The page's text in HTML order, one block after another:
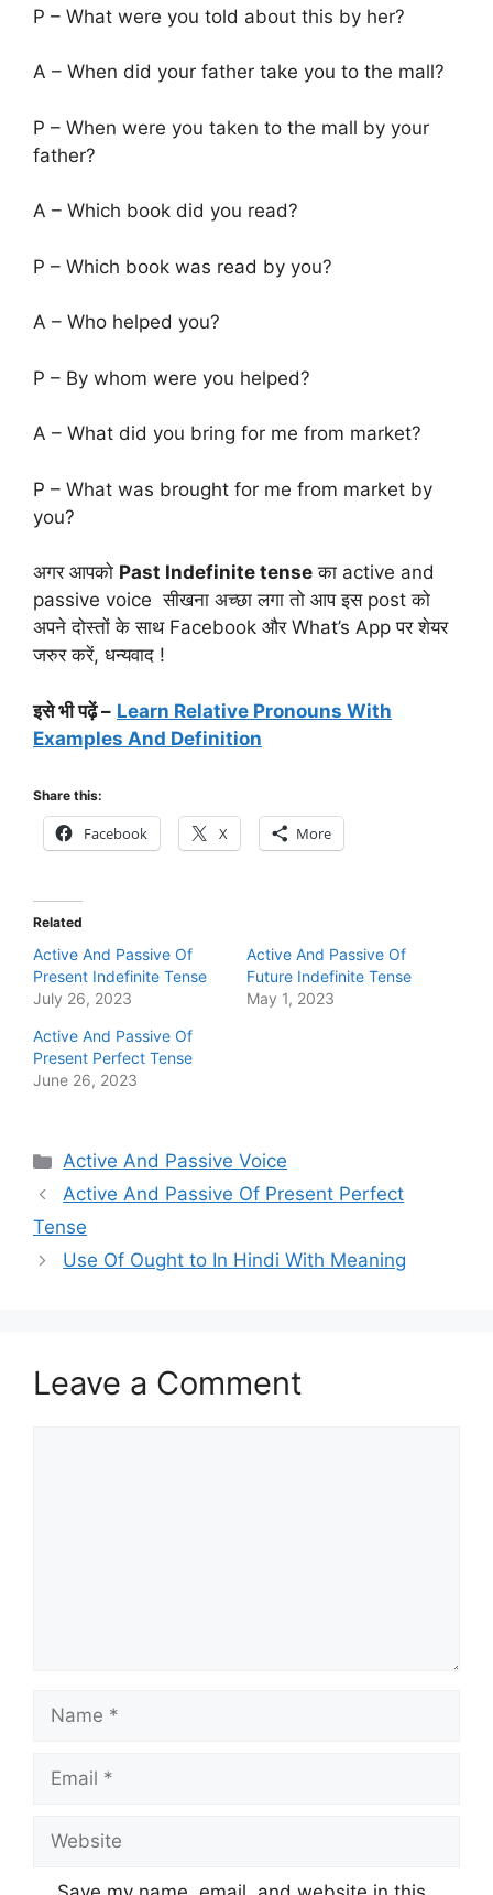
P – What were you told about this by her?
A – When did your father take you to the mall?
P – When were you taken to the mall by your
father?
A – Which book did you read?
P – Which book was read by you?
A – Who helped you?
P – By whom were you helped?
A – What did you bring for me from market?
P – What was brought for me from market by
you?
अगर आपको Past Indefinite tense का active and
passive voice सीखना अच्छा लगा तो आप इस post को
अपने दोस्तों के साथ Facebook और What’s App पर शेयर
जरुर करें, धन्यवाद !
इसे भी पढ़ें – Learn Relative Pronouns With
Examples And Definition
Share this:
Facebook X More
Related
Active And Passive Of
Present Indefinite Tense
July 26, 2023
Active And Passive Of
Future Indefinite Tense
May 1, 2023
Active And Passive Of
Present Perfect Tense
June 26, 2023
Categories
Active And Passive Voice
Active And Passive Of Present Perfect
Tense
Use Of Ought to In Hindi With Meaning
Leave a Comment
Name
Email
Website